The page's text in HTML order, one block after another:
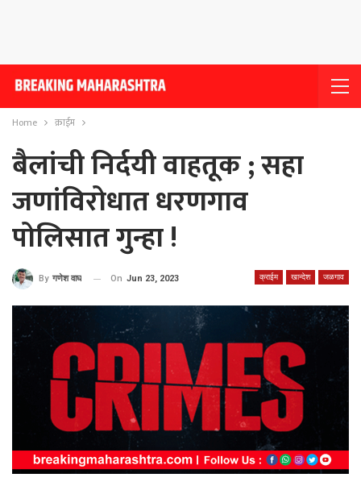
Home क्राईम
बैलांची निर्दयी वाहतूक ; सहा
जणांविरोधात धरणगाव
पोलिसात गुन्हा !
क्राईम खान्देश जळगाव
By गणेश वाघ On Jun 23, 2023